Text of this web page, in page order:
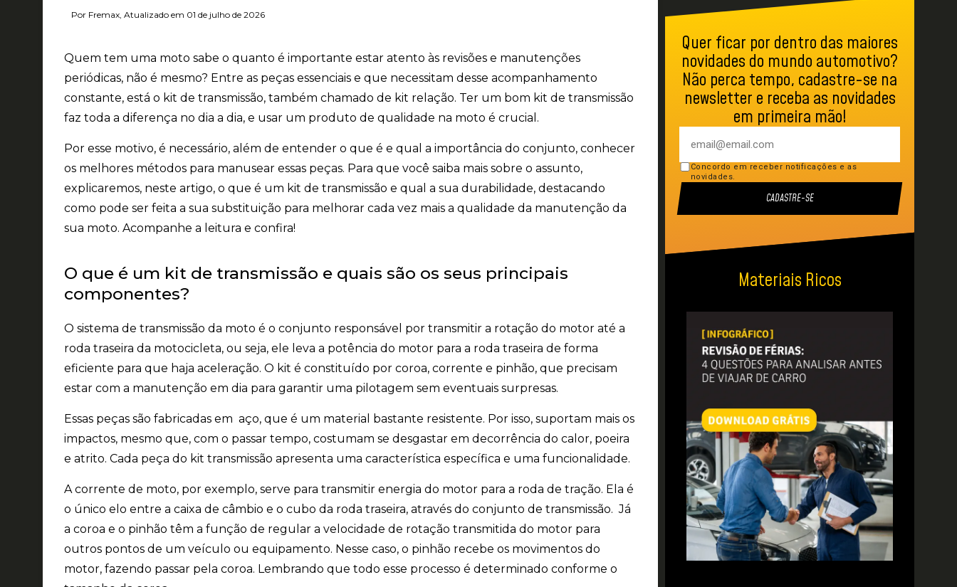
Por Fremax, Atualizado em 01 de julho de 2026
Quem tem uma moto sabe o quanto é importante estar atento às revisões e manutenções
periódicas, não é mesmo? Entre as peças essenciais e que necessitam desse acompanhamento
constante, está o kit de transmissão, também chamado de kit relação. Ter um bom kit de transmissão
faz toda a diferença no dia a dia, e usar um produto de qualidade na moto é crucial.
Por esse motivo, é necessário, além de entender o que é e qual a importância do conjunto, conhecer
os melhores métodos para manusear essas peças. Para que você saiba mais sobre o assunto,
explicaremos, neste artigo, o que é um kit de transmissão e qual a sua durabilidade, destacando
como pode ser feita a sua substituição para melhorar cada vez mais a qualidade da manutenção da
sua moto. Acompanhe a leitura e confira!
O que é um kit de transmissão e quais são os seus principais
componentes?
O sistema de transmissão da moto é o conjunto responsável por transmitir a rotação do motor até a
roda traseira da motocicleta, ou seja, ele leva a potência do motor para a roda traseira de forma
eficiente para que haja aceleração. O kit é constituído por coroa, corrente e pinhão, que precisam
estar com a manutenção em dia para garantir uma pilotagem sem eventuais surpresas.
Essas peças são fabricadas em aço, que é um material bastante resistente. Por isso, suportam mais os
impactos, mesmo que, com o passar tempo, costumam se desgastar em decorrência do calor, poeira
e atrito. Cada peça do kit transmissão apresenta uma característica específica e uma funcionalidade.
A corrente de moto, por exemplo, serve para transmitir energia do motor para a roda de tração. Ela é
o único elo entre a caixa de câmbio e o cubo da roda traseira, através do conjunto de transmissão. Já
a coroa e o pinhão têm a função de regular a velocidade de rotação transmitida do motor para
outros pontos de um veículo ou equipamento. Nesse caso, o pinhão recebe os movimentos do
motor, fazendo passar pela coroa. Lembrando que todo esse processo é determinado conforme o
Quer ficar por dentro das maiores
novidades do mundo automotivo?
Não perca tempo, cadastre-se na
newsletter e receba as novidades
em primeira mão!
Concordo em receber notificações e as
novidades.
CADASTRE-SE
Materiais Ricos